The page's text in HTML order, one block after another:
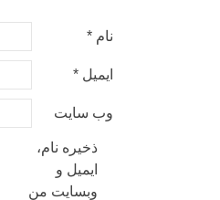
نام *
ایمیل *
وب‌ سایت
ذخیره نام،
ایمیل و
وبسایت من